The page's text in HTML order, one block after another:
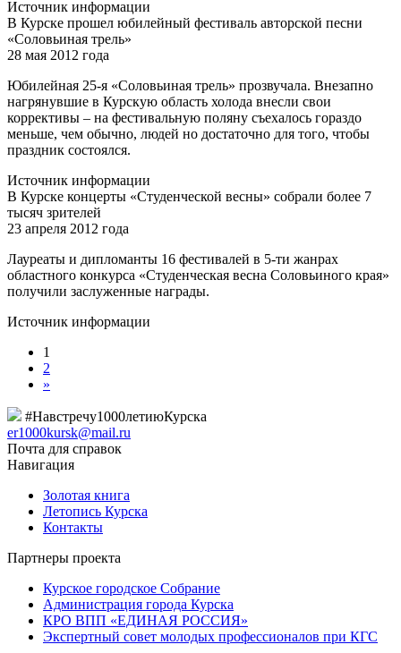
Источник информации
В Курске прошел юбилейный фестиваль авторской песни
«Соловьиная трель»
28 мая 2012 года
Юбилейная 25-я «Соловьиная трель» прозвучала. Внезапно
нагрянувшие в Курскую область холода внесли свои
коррективы – на фестивальную поляну съехалось гораздо
меньше, чем обычно, людей но достаточно для того, чтобы
праздник состоялся.
Источник информации
В Курске концерты «Студенческой весны» собрали более 7
тысяч зрителей
23 апреля 2012 года
Лауреаты и дипломанты 16 фестивалей в 5-ти жанрах
областного конкурса «Студенческая весна Соловьиного края»
получили заслуженные награды.
Источник информации
1
2
»
#Навстречу1000летиюКурска
er1000kursk@mail.ru
Почта для справок
Навигация
Золотая книга
Летопись Курска
Контакты
Партнеры проекта
Курское городское Собрание
Администрация города Курска
КРО ВПП «ЕДИНАЯ РОССИЯ»
Экспертный совет молодых профессионалов при КГС